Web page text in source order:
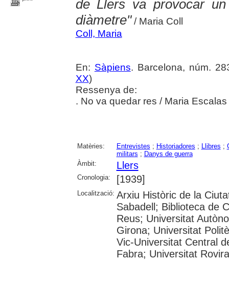
de Llers va provocar
diàmetre"/ Maria Coll
Coll, Maria
En: Sàpiens. Barcelona, núm.
XX)
Ressenya de:
. No va quedar res / Maria
Matèries: Entrevistes ; Historiadores ; Llibres ;
militars ; Danys de guerra
Àmbit:
Llers
Cronologia: [1939]
Localització: Arxiu Històric de la
Sabadell; Biblioteca de
Reus; Universitat
Girona; Universitat
Vic-Universitat Central
Fabra; Universitat